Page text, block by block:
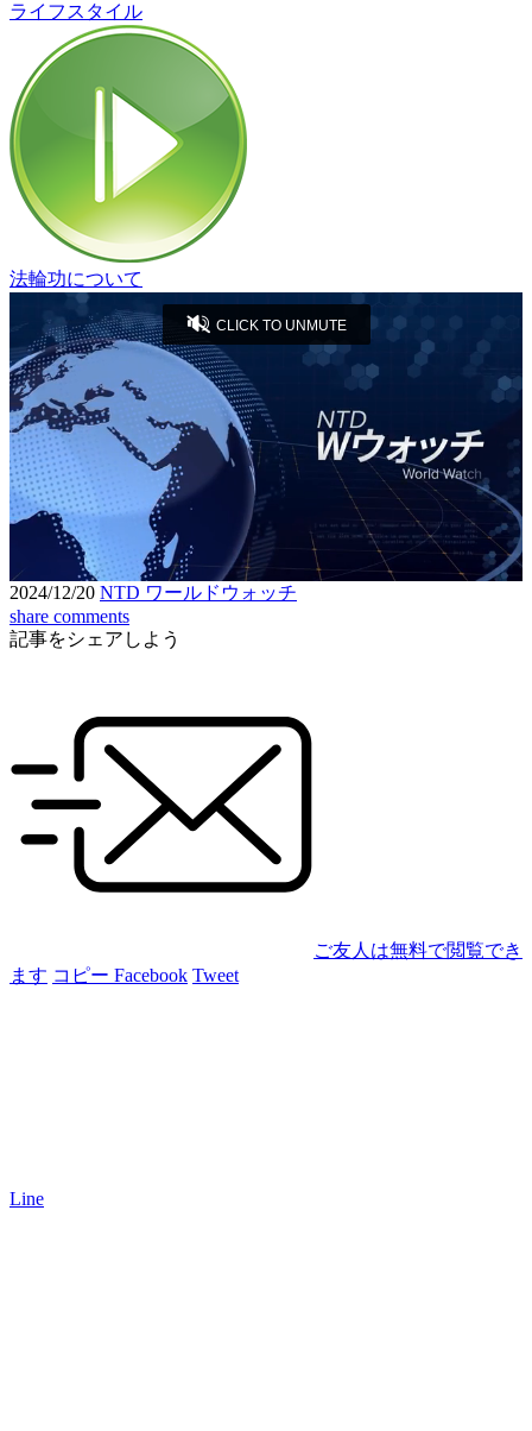
ライフスタイル
法輪功について
Unmute
Loaded
7.02%
Settings
seconds
Seek
10
seconds
CLICK TO UNMUTE
2024/12/20 NTD ワールドウォッチ
share comments
記事をシェアしよう
ご友人は無料で閲覧でき
ます コピー Facebook Tweet
Line